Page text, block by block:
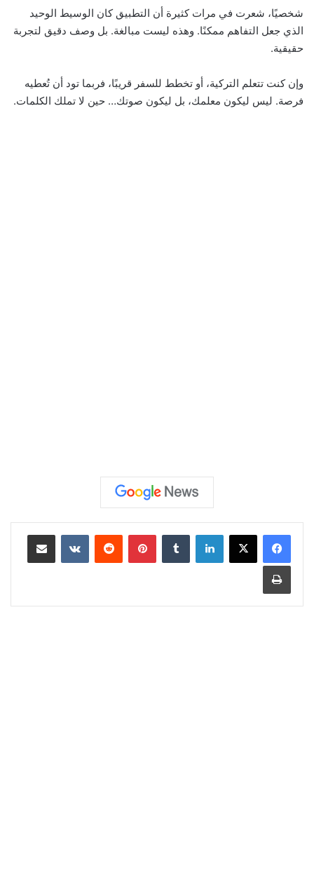
شخصيًا، شعرت في مرات كثيرة أن التطبيق كان الوسيط الوحيد
الذي جعل التفاهم ممكنًا. وهذه ليست مبالغة. بل وصف دقيق لتجربة
حقيقية.
وإن كنت تتعلم التركية، أو تخطط للسفر قريبًا، فربما تود أن تُعطيه
فرصة. ليس ليكون معلمك، بل ليكون صوتك… حين لا تملك الكلمات.
لينكدإن بينتيريست